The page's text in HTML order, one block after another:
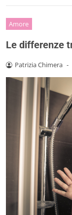
Amore
Le differenze
Patrizia Chimera -